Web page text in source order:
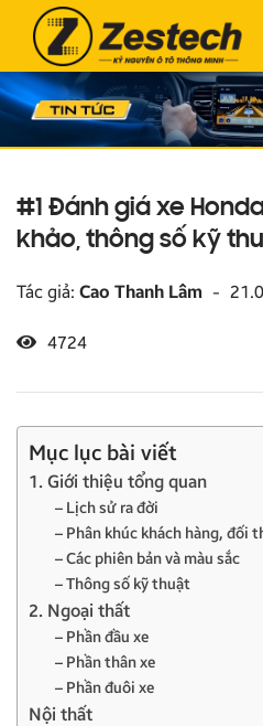
#1 Đánh giá xe
khảo, thông số kỹ
Tác giả: Cao Thanh Lâm -
4724
Mục lục bài viết
1. Giới thiệu tổng quan
– Lịch sử ra đời
– Phân khúc khách hàng, đối
– Các phiên bản và màu sắc
– Thông số kỹ thuật
2. Ngoại thất
– Phần đầu xe
– Phần thân xe
– Phần đuôi xe
Nội thất